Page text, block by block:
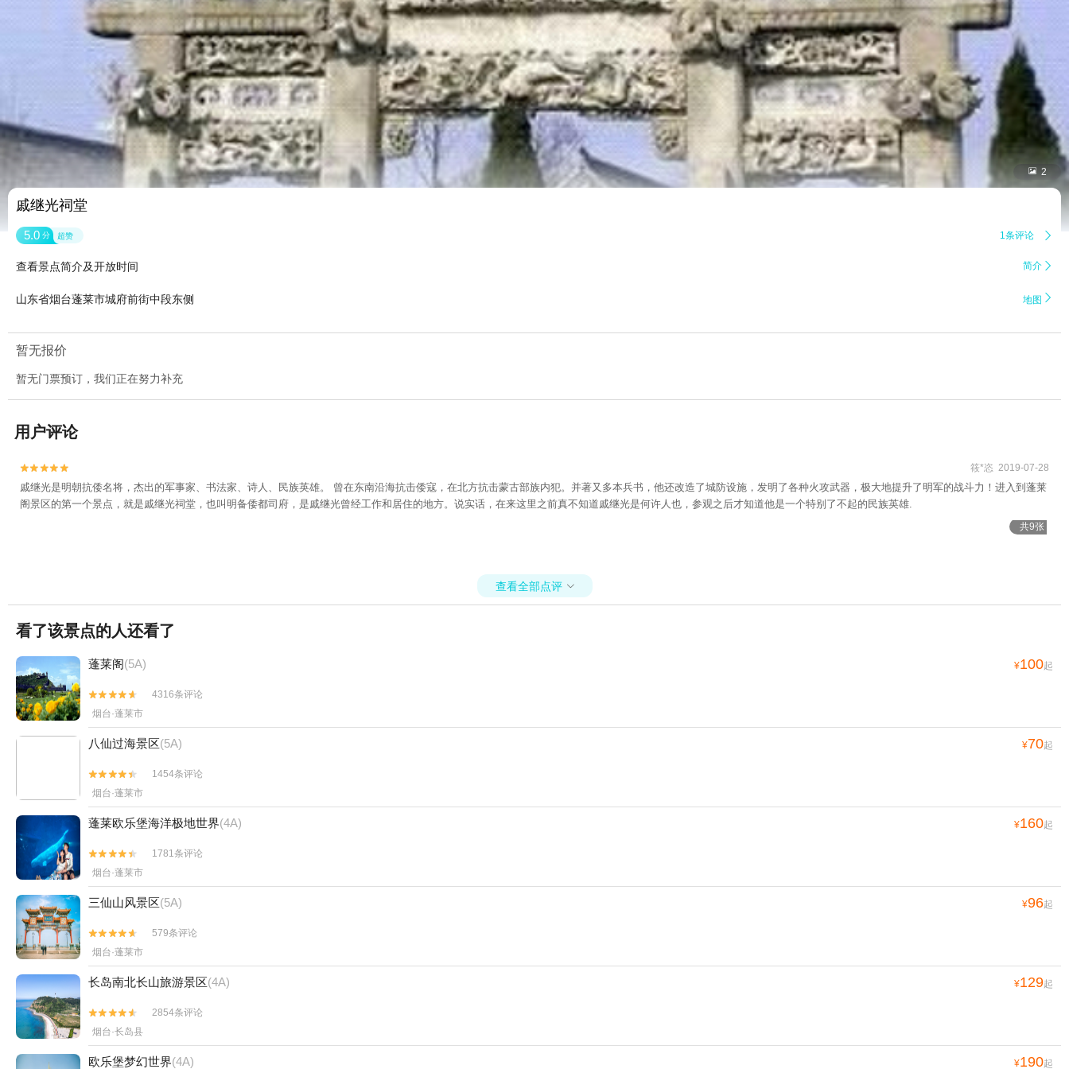
 2
戚继光祠堂
5.0 分 超赞 1条评论 
查看景点简介及开放时间 简介 
山东省烟台蓬莱市城府前街中段东侧 地图 
暂无报价
暂无门票预订，我们正在努力补充
用户评论

 筱*恣 2019-07-28
戚继光是明朝抗倭名将，杰出的军事家、书法家、诗人、民族英雄。 曾在东南沿海抗击倭寇，在北方抗击蒙古部族内犯。并著又多本兵书，他还改造了城防设施，发明了各种火攻武器，极大地提升了明军的战斗力！进入到蓬莱
阁景区的第一个景点，就是戚继光祠堂，也叫明备倭都司府，是戚继光曾经工作和居住的地方。说实话，在来这里之前真不知道戚继光是何许人也，参观之后才知道他是一个特别了不起的民族英雄.
共9张
查看全部点评 
看了该景点的人还看了
蓬莱阁(5A) ¥100起


4316条评论
烟台·蓬莱市
八仙过海景区(5A) ¥70起


1454条评论
烟台·蓬莱市
蓬莱欧乐堡海洋极地世界(4A) ¥160起


1781条评论
烟台·蓬莱市
三仙山风景区(5A) ¥96起


579条评论
烟台·蓬莱市
长岛南北长山旅游景区(4A) ¥129起


2854条评论
烟台·长岛县
欧乐堡梦幻世界(4A) ¥190起